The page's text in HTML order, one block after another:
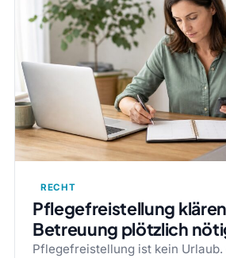
RECHT
Pflegefreistellung
Betreuung plötzlich
Pflegefreistellung ist kein Urlaub.